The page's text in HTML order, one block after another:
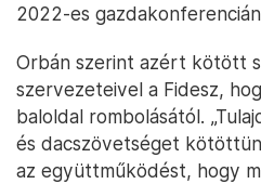
2022-es gazdakonferencián
Orbán szerint azért kötött
szervezeteivel a Fidesz,
baloldal rombolásától.
és dacszövetséget
az együttműködést, hogy